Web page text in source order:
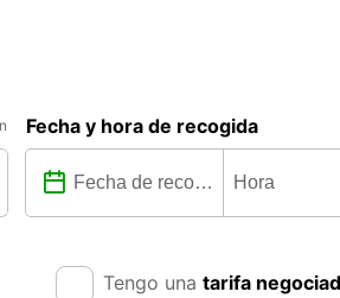
Fecha y hora de recogida
Tengo una tarifa